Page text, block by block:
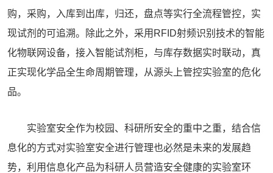
购，采购，入库到出库，归还，盘点等实行全流程管控，实
现试剂的可追溯。除此之外，采用RFID射频识别技术的智能
化物联网设备，接入智能试剂柜，与库存数据实时联动，真
正实现化学品全生命周期管理，从源头上管控实验室的危化
品。
实验室安全作为校园、科研所安全的重中之重，结合信
息化的方式对实验室安全进行管理也必然是未来的发展趋
势，利用信息化产品为科研人员营造安全健康的实验室环